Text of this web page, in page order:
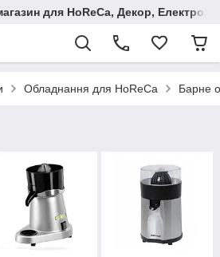
для HoReCa, Декор,
Обладнання для HoReCa Барне